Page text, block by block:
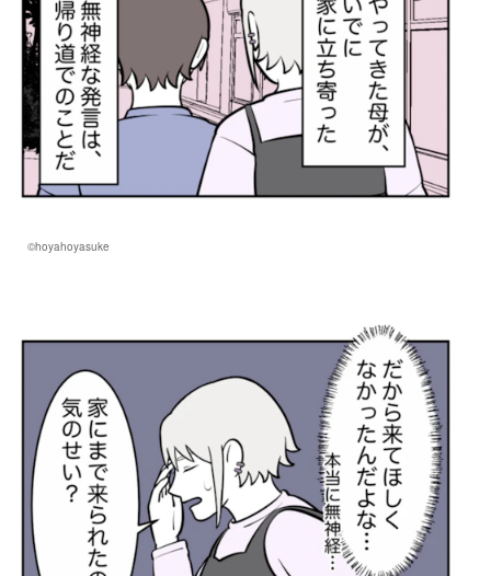
©hoyahoyasuke